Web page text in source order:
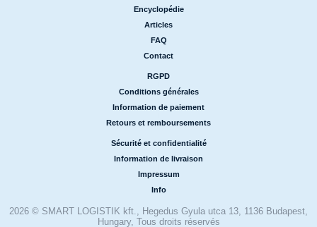
Encyclopédie
Articles
FAQ
Contact
RGPD
Conditions générales
Information de paiement
Retours et remboursements
Sécurité et confidentialité
Information de livraison
Impressum
Info
2026 © SMART LOGISTIK kft., Hegedus Gyula utca 13, 1136 Budapest,
Hungary, Tous droits réservés